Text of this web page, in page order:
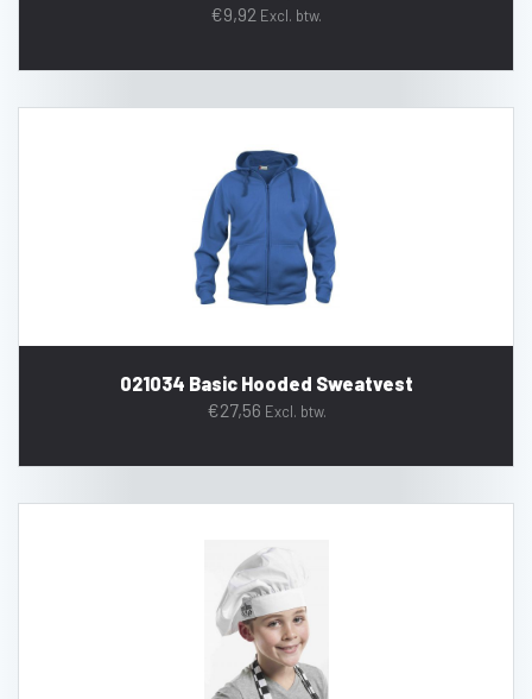
€9,92 Excl. btw.
021034 Basic Hooded Sweatvest
€27,56 Excl. btw.